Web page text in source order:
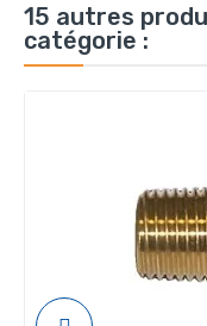
15 autres
catégorie :